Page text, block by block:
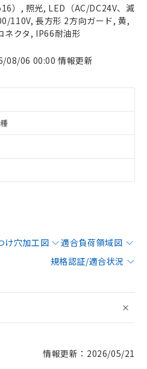
）, 照光, LED（AC/DC24V、減
110V, 長方形 2方向ガード, 黄,
ネクタ, IP66耐油形
08/06 00:00 情報更新
け穴加工図
適合負荷領域図
規格認証/適合状況
情報更新：2026/05/21